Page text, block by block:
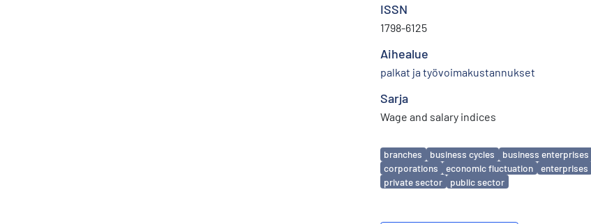
ISSN
1798-6125
Aihealue
palkat ja työvoimakustannukset
Sarja
Wage and salary indices
Avainsanat
branches business cycles business enterprises
corporations
economic fluctuation enterprises
private sector
public sector